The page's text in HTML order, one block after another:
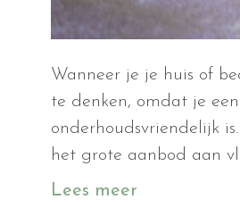
Wanneer je je huis of
te denken, omdat je
onderhoudsvriendelijk
het grote aanbod aan
Lees meer